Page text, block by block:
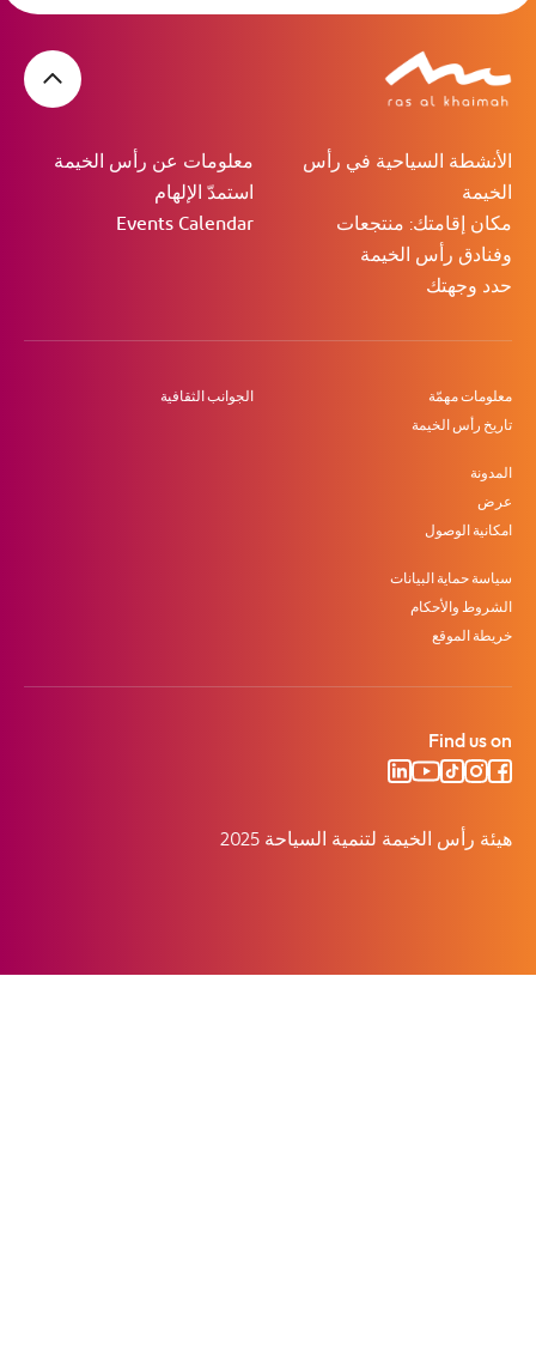
الأنشطة السياحية في رأس
الخيمة
مكان إقامتك: منتجعات
وفنادق رأس الخيمة
حدد وجهتك
معلومات عن رأس الخيمة
استمدّ الإلهام
Events Calendar
معلومات مهمّة
تاريخ رأس الخيمة
الجوانب الثقافية
المدونة
عرض
امكانية الوصول
سياسة حماية البيانات
الشروط والأحكام
خريطة الموقع
Find us on
هيئة رأس الخيمة لتنمية السياحة 2025